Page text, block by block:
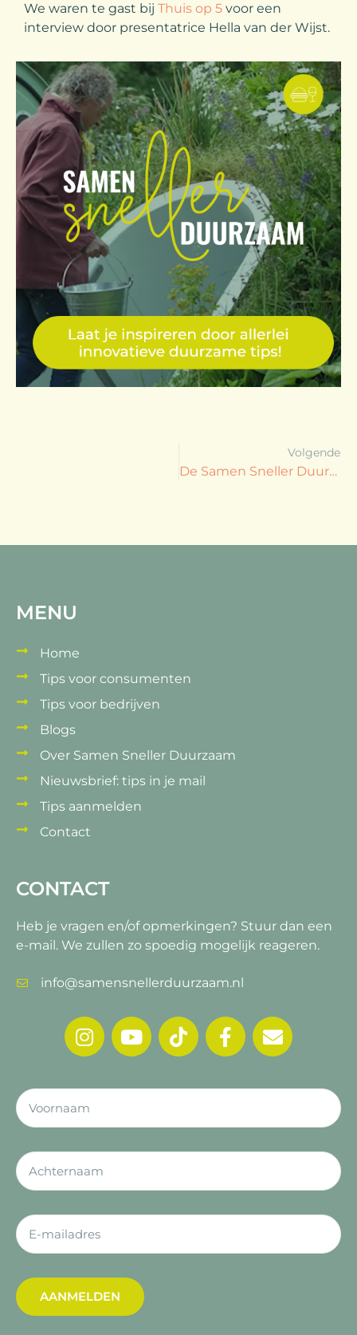
We waren te gast bij Thuis op 5 voor een
interview door presentatrice Hella van der Wijst.
Volgende
De Samen Sneller Duurzaam cadeaugids 2021
MENU
Home
Tips voor consumenten
Tips voor bedrijven
Blogs
Over Samen Sneller Duurzaam
Nieuwsbrief: tips in je mail
Tips aanmelden
Contact
CONTACT
Heb je vragen en/of opmerkingen? Stuur dan een
e-mail. We zullen zo spoedig mogelijk reageren.
info@samensnellerduurzaam.nl
AANMELDEN